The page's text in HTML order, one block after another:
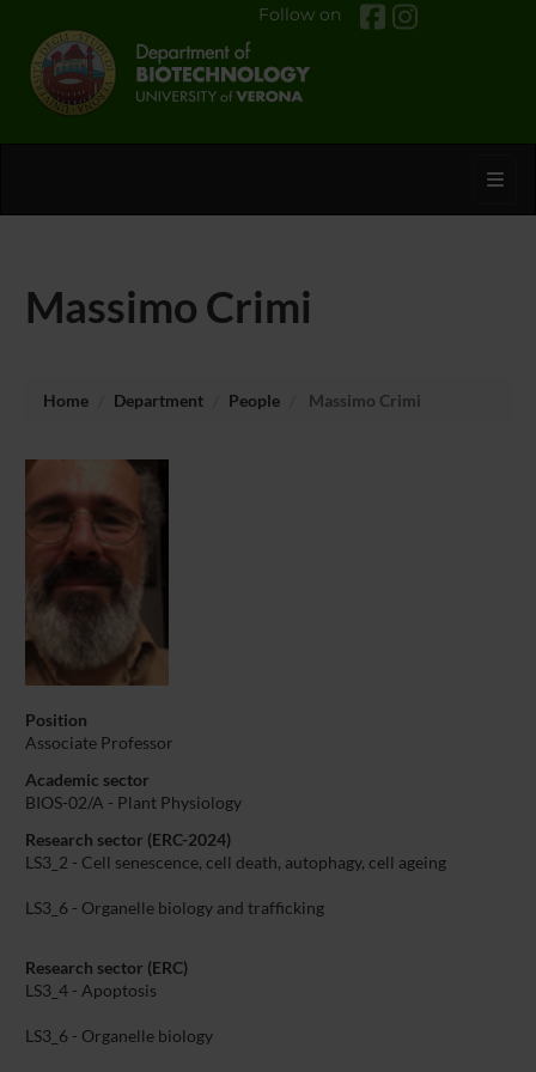
Follow on
Massimo Crimi
Home Department People Massimo Crimi
Position
Associate Professor
Academic sector
BIOS-02/A - Plant Physiology
Research sector (ERC-2024)
LS3_2 - Cell senescence, cell death, autophagy, cell ageing
LS3_6 - Organelle biology and trafficking
Research sector (ERC)
LS3_4 - Apoptosis
LS3_6 - Organelle biology